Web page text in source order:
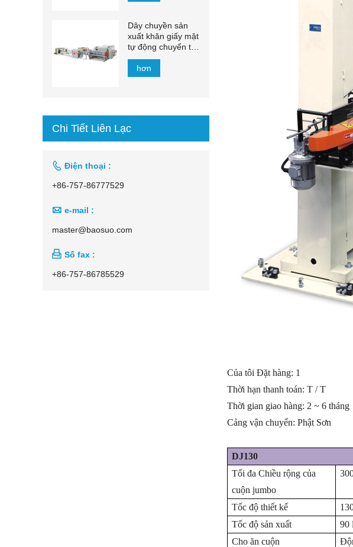
Của tôi Đặt hàng: 1
Thời hạn thanh toán: T / T
Thời gian giao hàng: 2 ~ 6 tháng
Cảng vận chuyển: Phật Sơn
DJ130
Tối đa Chiều rộng của
cuộn jumbo
Tốc độ thiết kế
Tốc độ sản xuất
90
Cho ăn cuộn
Dây chuyền sản
xuất khăn giấy mặt
tự động chuyển tự
động 1500mm -
2200mm
hơn
Chi Tiết Liên Lạc
 Điện thoại :
+86-757-86777529
 e-mail :
master@baosuo.com
 Số fax :
+86-757-86785529